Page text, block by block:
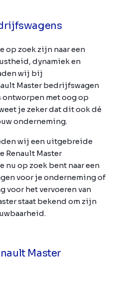
op zoek zijn naar een
dynamiek en
wij bij
Master bedrijfswagen
ontworpen met oog op
je zeker dat dit ook dé
onderneming.
wij een uitgebreide
Renault Master
nu op zoek bent naar een
voor je onderneming of
voor het vervoeren van
staat bekend om zijn
Master